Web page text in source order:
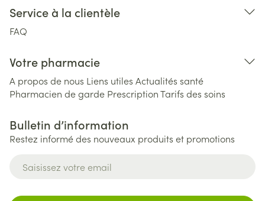
Service à la clientèle
FAQ
Votre pharmacie
A propos de nous Liens utiles Actualités santé
Pharmacien de garde PrescriptionTarifs des soins
Bulletin d’information
Restez informé des nouveaux produits et promotions